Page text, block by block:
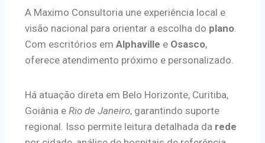
A Maximo Consultoria une experiência local e
visão nacional para orientar a escolha do plano
Com escritórios em Alphaville e Osasco,
oferece atendimento próximo e personalizado.
Há atuação direta em Belo Horizonte, Curitiba,
Goiânia e Rio de Janeiro, garantindo suporte
regional. Isso permite leitura detalhada da rede